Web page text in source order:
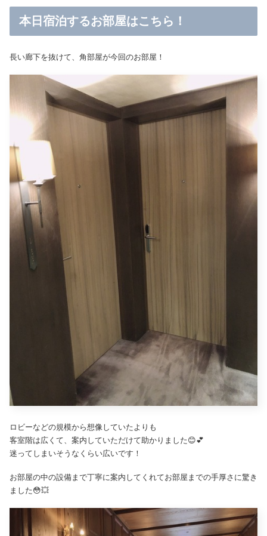
本日宿泊するお部屋はこちら！
長い廊下を抜けて、角部屋が今回のお部屋！
ロビーなどの規模から想像していたよりも
客室階は広くて、案内していただけて助かりました😊💕
迷ってしまいそうなくらい広いです！
お部屋の中の設備まで丁寧に案内してくれてお部屋までの手厚さに驚き
ました😳💥